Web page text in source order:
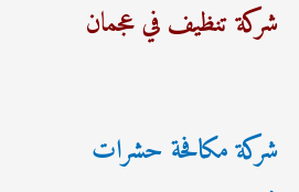
شركة تنظيف في عجمان
شركة مكافحة حشرات